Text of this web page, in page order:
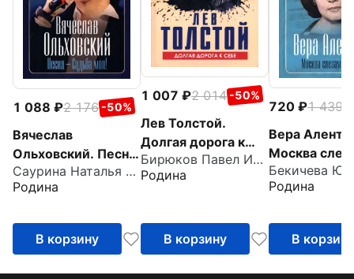
1 088 2 176 -50%
Вячеслав
Ольховский. Песня
- Судьба моя!
Саурина Наталья Дмитриевна
Родина
В корзину
1 007 2 014 -50%
Лев Толстой.
Долгая дорога к
себе
Бирюков Павел Иванович
Родина
В корзину
720 1 439
Вера
Москва
верит...
Бекичева
Родина
В корзину